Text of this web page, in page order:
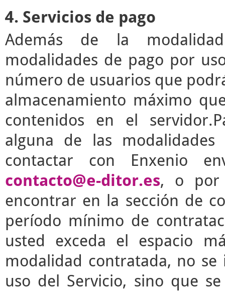
4. Servicios de pago
Además de la
modalidades de pago por
número de usuarios que
almacenamiento máximo
contenidos en el
alguna de las
contactar con Enxenio
contacto@e-ditor.es, o por
encontrar en la sección de
período mínimo de
usted exceda el espacio
modalidad contratada, no
uso del Servicio, sino que